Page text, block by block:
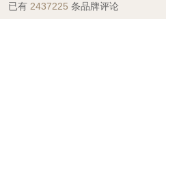
已有 2437225 条品牌评论